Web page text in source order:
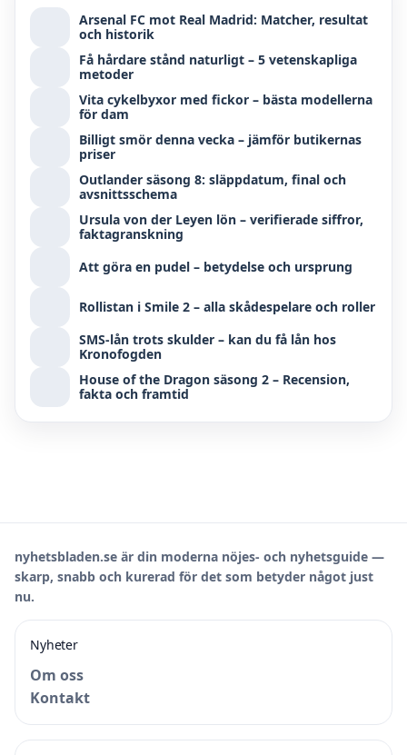
Arsenal FC mot Real Madrid: Matcher, resultat
och historik
Få hårdare stånd naturligt – 5 vetenskapliga
metoder
Vita cykelbyxor med fickor – bästa modellerna
för dam
Billigt smör denna vecka – jämför butikernas
priser
Outlander säsong 8: släppdatum, final och
avsnittsschema
Ursula von der Leyen lön – verifierade siffror,
faktagranskning
Att göra en pudel – betydelse och ursprung
Rollistan i Smile 2 – alla skådespelare och roller
SMS-lån trots skulder – kan du få lån hos
Kronofogden
House of the Dragon säsong 2 – Recension,
fakta och framtid
nyhetsbladen.se är din moderna nöjes- och nyhetsguide —
skarp, snabb och kurerad för det som betyder något just
nu.
Nyheter
Om oss
Kontakt